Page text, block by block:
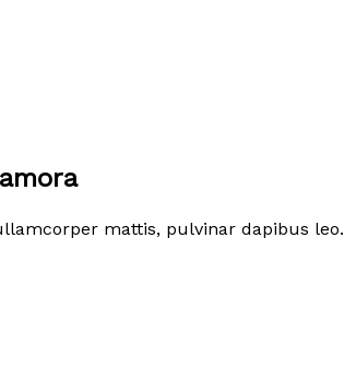
mattis, pulvinar dapibus leo.